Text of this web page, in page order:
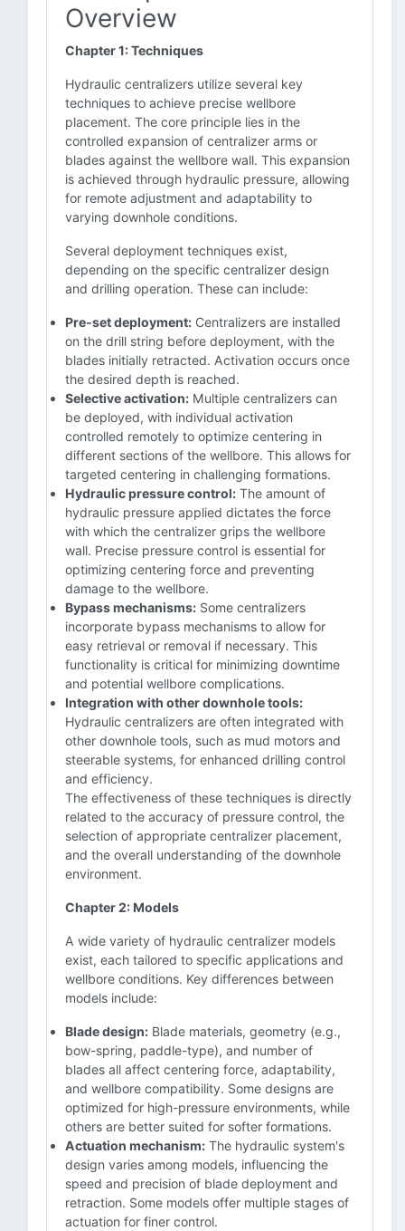
Overview
Chapter 1: Techniques
Hydraulic centralizers utilize several key
techniques to achieve precise wellbore
placement. The core principle lies in the
controlled expansion of centralizer arms or
blades against the wellbore wall. This expansion
is achieved through hydraulic pressure, allowing
for remote adjustment and adaptability to
varying downhole conditions.
Several deployment techniques exist,
depending on the specific centralizer design
and drilling operation. These can include:
Pre-set deployment: Centralizers are installed
on the drill string before deployment, with the
blades initially retracted. Activation occurs once
the desired depth is reached.
Selective activation: Multiple centralizers can
be deployed, with individual activation
controlled remotely to optimize centering in
different sections of the wellbore. This allows for
targeted centering in challenging formations.
Hydraulic pressure control: The amount of
hydraulic pressure applied dictates the force
with which the centralizer grips the wellbore
wall. Precise pressure control is essential for
optimizing centering force and preventing
damage to the wellbore.
Bypass mechanisms: Some centralizers
incorporate bypass mechanisms to allow for
easy retrieval or removal if necessary. This
functionality is critical for minimizing downtime
and potential wellbore complications.
Integration with other downhole tools:
Hydraulic centralizers are often integrated with
other downhole tools, such as mud motors and
steerable systems, for enhanced drilling control
and efficiency.
The effectiveness of these techniques is directly
related to the accuracy of pressure control, the
selection of appropriate centralizer placement,
and the overall understanding of the downhole
environment.
Chapter 2: Models
A wide variety of hydraulic centralizer models
exist, each tailored to specific applications and
wellbore conditions. Key differences between
models include:
Blade design: Blade materials, geometry (e.g.,
bow-spring, paddle-type), and number of
blades all affect centering force, adaptability,
and wellbore compatibility. Some designs are
optimized for high-pressure environments, while
others are better suited for softer formations.
Actuation mechanism: The hydraulic system's
design varies among models, influencing the
speed and precision of blade deployment and
retraction. Some models offer multiple stages of
actuation for finer control.